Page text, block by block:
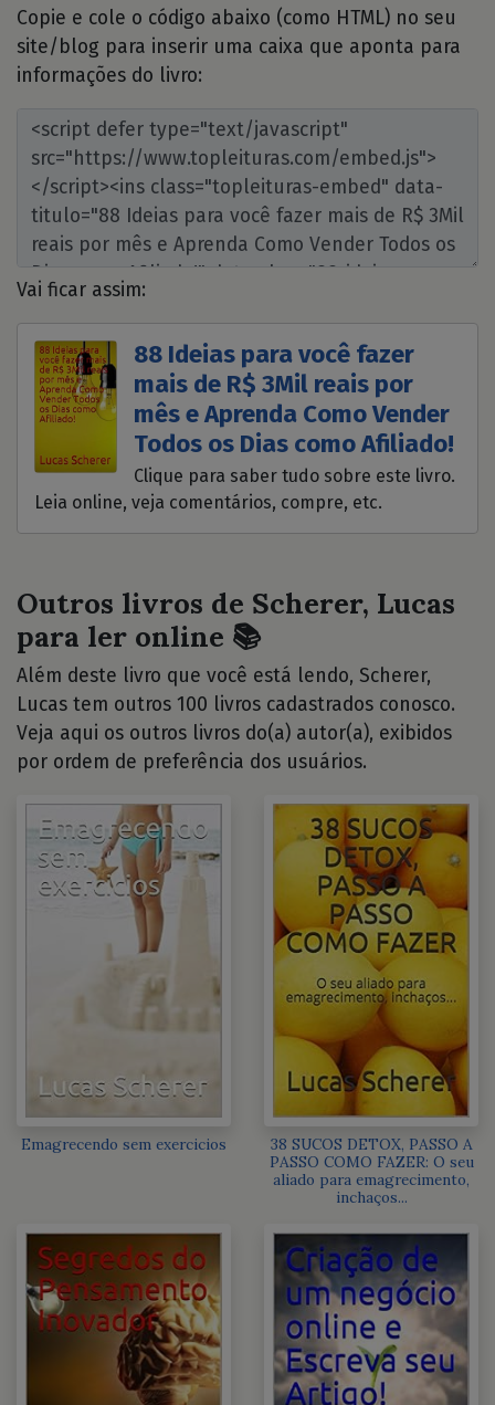
Copie e cole o código abaixo (como HTML) no seu
site/blog para inserir uma caixa que aponta para
informações do livro:
Vai ficar assim:
88 Ideias para você fazer
mais de R$ 3Mil reais por
mês e Aprenda Como Vender
Todos os Dias como Afiliado!
Clique para saber tudo sobre este livro.
Leia online, veja comentários, compre, etc.
Outros livros de Scherer, Lucas
para ler online 📚
Além deste livro que você está lendo, Scherer,
Lucas tem outros 100 livros cadastrados conosco.
Veja aqui os outros livros do(a) autor(a), exibidos
por ordem de preferência dos usuários.
Emagrecendo sem exercicios
38 SUCOS DETOX, PASSO A
PASSO COMO FAZER: O seu
aliado para emagrecimento,
inchaços...